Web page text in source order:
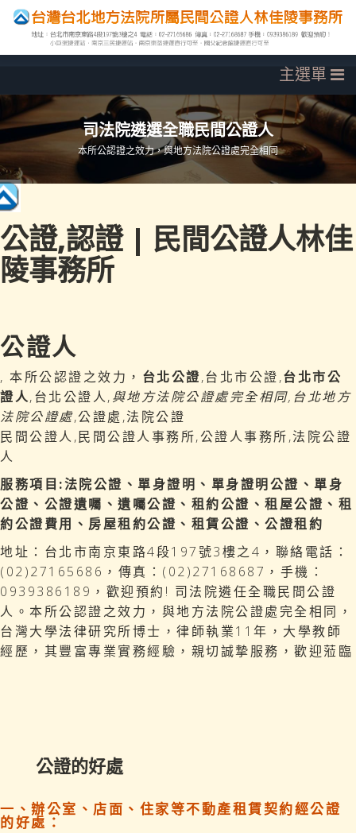
司法院遴選全職民間公證人
本所公認證之效力，與地方法院公證處完全相同
公證,認證 | 民間公證人林佳
陵事務所
公證人
, 本所公認證之效力， 台北公證,台北市公證,台北市公
證人,台北公證人,與地方法院公證處完全相同,台北地方
法院公證處,公證處,法院公證
民間公證人,民間公證人事務所,公證人事務所,法院公證
人
服務項目:法院公證、單身證明、單身證明公證、單身
公證、公證遺囑、遺囑公證、租約公證、租屋公證、租
約公證費用、房屋租約公證、租賃公證、公證租約
地址：台北市南京東路4段197號3樓之4，聯絡電話：
(02)27165686，傳真：(02)27168687，手機：
0939386189，歡迎預約! 司法院遴任全職民間公證
人。本所公認證之效力，與地方法院公證處完全相同，
台灣大學法律研究所博士，律師執業11年，大學教師
經歷，其豐富專業實務經驗，親切誠摯服務，歡迎蒞臨
公證的好處
一、辦公室、店面、住家等不動產租賃契約經公證
的好處：